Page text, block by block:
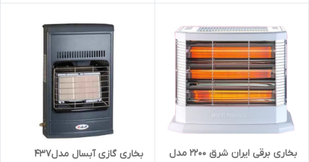
بخاری برقی ایران شرق 2200 مدل
بخاری گازی آبسال مدل437